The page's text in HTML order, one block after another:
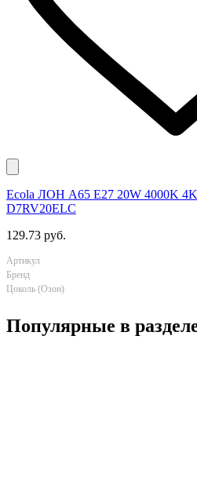
Ecola ЛОН A65 E27 20W 4000K 4K
D7RV20ELC
129.73 руб.
Артикул
Бренд
Цоколь (Озон)
Популярные в